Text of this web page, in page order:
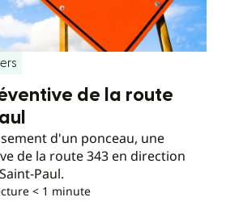
de la route
d'un ponceau, une
de la route 343 en direction
Paul.
< 1 minute